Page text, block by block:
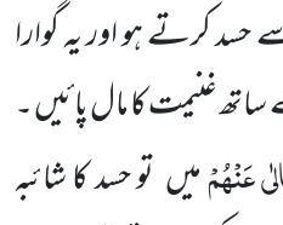
کرتے ہو اور یہ گوارا
غنیمت کا مال پائیں ۔
عَنْہُمْمیں تو حسد کا شائبہ